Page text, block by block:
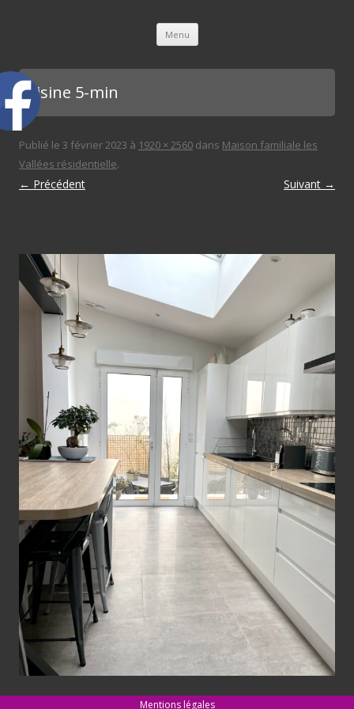
Menu Aller au contenu principal
cuisine 5-min
Publié le 3 février 2023 à 1920 × 2560 dans Maison familiale les
Vallées résidentielle.
← Précédent Suivant →
Mentions légales